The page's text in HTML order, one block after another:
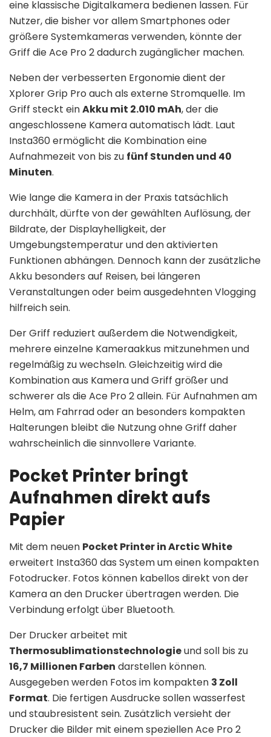
eine klassische Digitalkamera bedienen lassen. Für
Nutzer, die bisher vor allem Smartphones oder
größere Systemkameras verwenden, könnte der
Griff die Ace Pro 2 dadurch zugänglicher machen.
Neben der verbesserten Ergonomie dient der
Xplorer Grip Pro auch als externe Stromquelle. Im
Griff steckt einAkku mit 2.010 mAh, der die
angeschlossene Kamera automatisch lädt. Laut
Insta360 ermöglicht die Kombination eine
Aufnahmezeit von bis zu fünf Stunden und 40
Minuten.
Wie lange die Kamera in der Praxis tatsächlich
durchhält, dürfte von der gewählten Auflösung, der
Bildrate, der Displayhelligkeit, der
Umgebungstemperatur und den aktivierten
Funktionen abhängen. Dennoch kann der zusätzliche
Akku besonders auf Reisen, bei längeren
Veranstaltungen oder beim ausgedehnten Vlogging
hilfreich sein.
Der Griff reduziert außerdem die Notwendigkeit,
mehrere einzelne Kameraakkus mitzunehmen und
regelmäßig zu wechseln. Gleichzeitig wird die
Kombination aus Kamera und Griff größer und
schwerer als die Ace Pro 2 allein. Für Aufnahmen am
Helm, am Fahrrad oder an besonders kompakten
Halterungen bleibt die Nutzung ohne Griff daher
wahrscheinlich die sinnvollere Variante.
Pocket Printer bringt
Aufnahmen direkt aufs
Papier
Mit dem neuen Pocket Printer in Arctic White
erweitert Insta360 das System um einen kompakten
Fotodrucker. Fotos können kabellos direkt von der
Kamera an den Drucker übertragen werden. Die
Verbindung erfolgt über Bluetooth.
Der Drucker arbeitet mit
Thermosublimationstechnologieund soll bis zu
16,7 Millionen Farben darstellen können.
Ausgegeben werden Fotos im kompakten 3 Zoll
Format. Die fertigen Ausdrucke sollen wasserfest
und staubresistent sein. Zusätzlich versieht der
Drucker die Bilder mit einem speziellen Ace Pro 2